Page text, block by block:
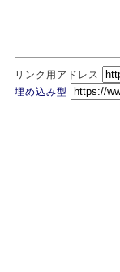
リンク用アドレス
埋め込み型